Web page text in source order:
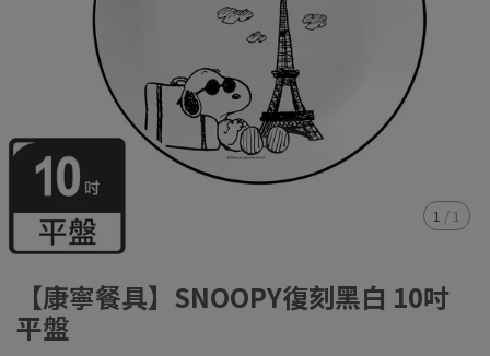
1 / 1
【康寧餐具】SNOOPY復刻黑白 10吋
平盤